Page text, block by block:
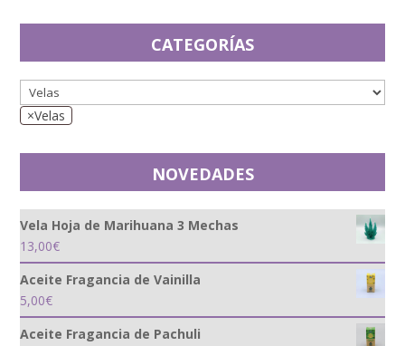
CATEGORÍAS
×Velas
NOVEDADES
Vela Hoja de Marihuana 3 Mechas
13,00€
Aceite Fragancia de Vainilla
5,00€
Aceite Fragancia de Pachuli